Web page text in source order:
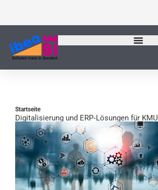
springen
Startseite
Digitalisierung und ERP‑Lösungen für KMU